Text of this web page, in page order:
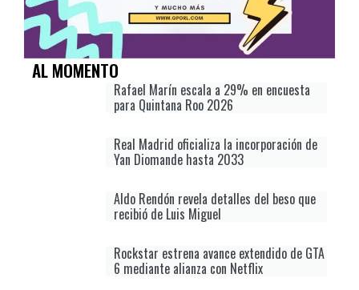
AL MOMENTO
Rafael Marín escala a 29% en encuesta
para Quintana Roo 2026
Real Madrid oficializa la incorporación de
Yan Diomande hasta 2033
Aldo Rendón revela detalles del beso que
recibió de Luis Miguel
Rockstar estrena avance extendido de GTA
6 mediante alianza con Netflix